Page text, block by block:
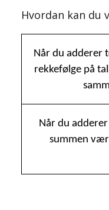
Hvordan kan du
Når du adderer
rekkefølge på
Når du
summen